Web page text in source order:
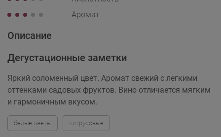
Аромат
Описание
Дегустационные заметки
Яркий соломенный цвет. Аромат свежий с легкими
оттенками садовых фруктов. Вино отличается мягким
и гармоничным вкусом.
белые цветы цитрусовые